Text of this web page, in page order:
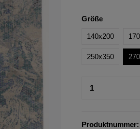
Größe
140x200
250x350
Produktnummer: